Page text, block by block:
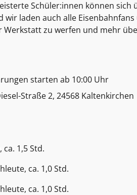
Schüler:innen können sich
laden auch alle Eisenbahnfans
zu werfen und mehr
starten ab 10:00 Uhr
Diesel-Straße 2,
1,5 Std.
ca. 1,0 Std.
ca. 1,0 Std.